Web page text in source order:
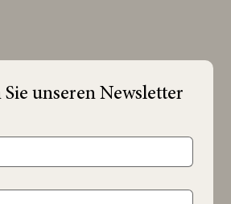
unseren Newsletter